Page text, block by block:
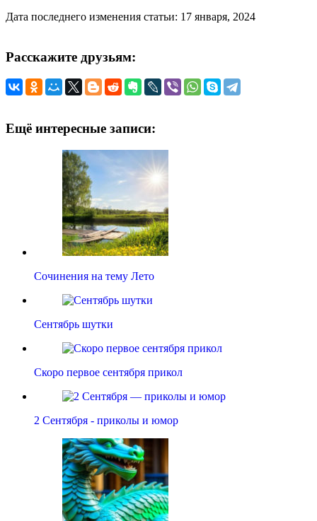
Дата последнего изменения статьи: 17 января, 2024
Расскажите друзьям:
Ещё интересные записи:
Сочинения на тему Лето
Сентябрь шутки
Скоро первое сентября прикол
2 Сентября - приколы и юмор